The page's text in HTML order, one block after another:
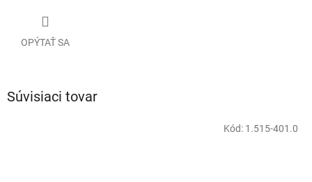
OPÝTAŤ SA
Súvisiaci tovar
Kód: 1.515-401.0